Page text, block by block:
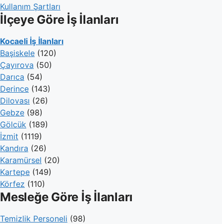
Kullanım Şartları
İlçeye Göre İş İlanları
Kocaeli İş İlanları
Başiskele (120)
Çayırova (50)
Darıca (54)
Derince (143)
Dilovası (26)
Gebze (98)
Gölcük (189)
İzmit (1119)
Kandıra (26)
Karamürsel (20)
Kartepe (149)
Körfez (110)
Mesleğe Göre İş İlanları
Temizlik Personeli (98)